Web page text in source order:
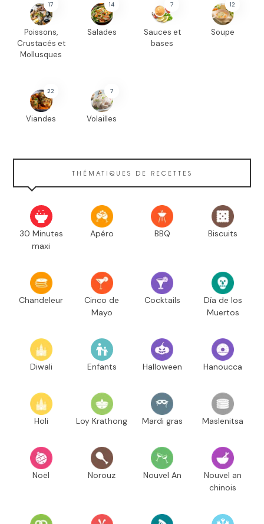
17
Poissons,
Crustacés et
Mollusques
14
Salades
7
Sauces et
bases
12
Soupe
22
Viandes
7
Volailles
THÉMATIQUES DE RECETTES
30 Minutes
maxi
Apéro BBQ Biscuits
Chandeleur
Cinco de
Mayo
Cocktails
Día de los
Muertos
Diwali Enfants Halloween Hanoucca
Holi Loy Krathong Mardi gras Maslenitsa
Noël Norouz Nouvel An
Nouvel an
chinois